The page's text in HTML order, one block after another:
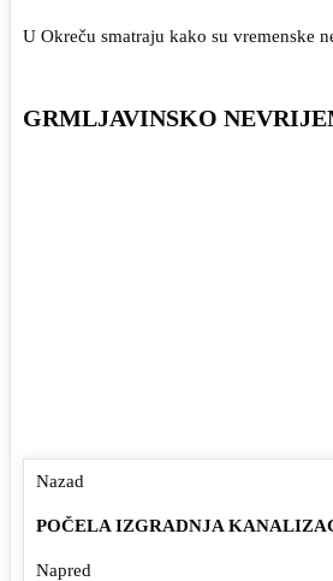
U Okreču smatraju kako su vremenske
GRMLJAVINSKO
Nazad
POČELA IZGRADNJA
Napred